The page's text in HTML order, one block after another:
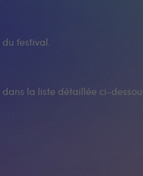
festival.
la liste détaillée ci-